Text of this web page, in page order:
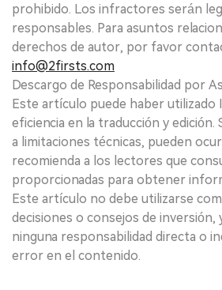
prohibido. Los infractores serán
responsables. Para asuntos
derechos de autor, por favor
info@2firsts.com
Descargo de Responsabilidad por
Este artículo puede haber utilizado
eficiencia en la traducción y edición.
a limitaciones técnicas, pueden
recomienda a los lectores que
proporcionadas para obtener
Este artículo no debe utilizarse
decisiones o consejos de inversión,
ninguna responsabilidad directa o
error en el contenido.